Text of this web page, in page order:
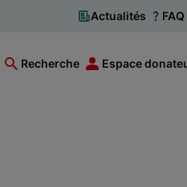
Actualités
Recherche Espace